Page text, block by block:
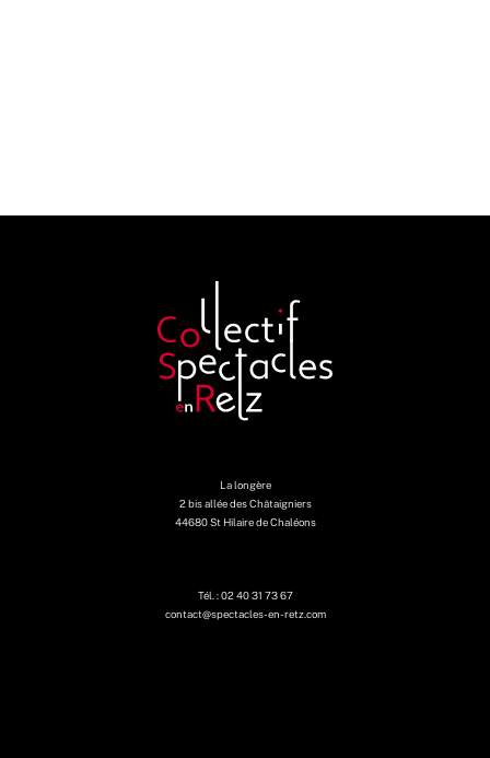
La longère
2 bis allée des Châtaigniers
44680 St Hilaire de Chaléons
Tél. : 02 40 31 73 67
contact@spectacles-en-retz.com